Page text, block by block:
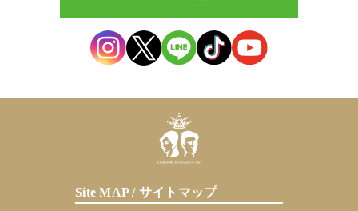
Site MAP / サイトマップ